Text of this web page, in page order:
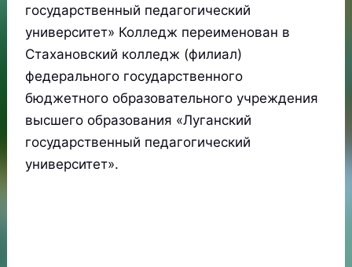
государственный педагогический
университет» Колледж переименован в
Стахановский колледж (филиал)
федерального государственного
бюджетного образовательного учреждения
высшего образования «Луганский
государственный педагогический
университет».